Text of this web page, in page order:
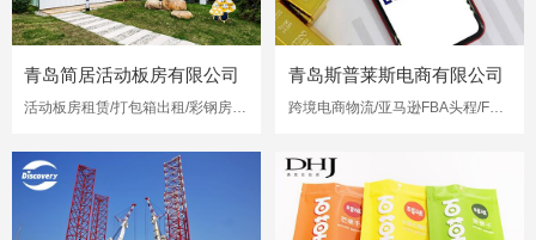
青岛简居活动板房有限公司
活动板房租赁/打包箱出租/彩钢房出租
青岛斯普莱斯电商有限公司
跨境电商物流/亚马逊FBA头程/FBA海运